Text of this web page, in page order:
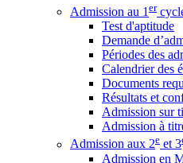
Admission au 1 er
Test d'aptitude
Demande
Périodes des
Calendrier des
Documents
Résultats et
Admission sur
Admission à
Admission aux 2e et 3
Admission en